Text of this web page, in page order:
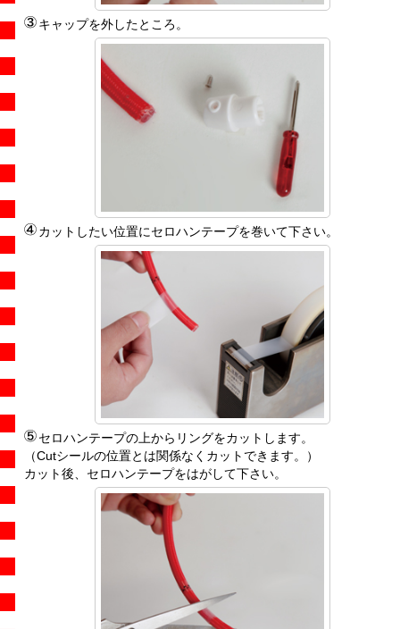
キャップを外したところ。
カットしたい位置にセロハンテープを巻いて下さい。
セロハンテープの上からリングをカットします。
（Cutシールの位置とは関係なくカットできます。）
カット後、セロハンテープをはがして下さい。